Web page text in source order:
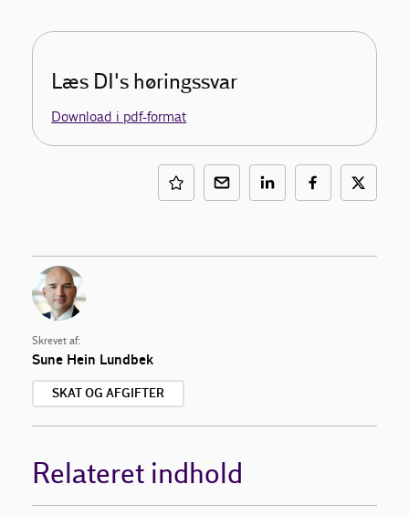
Læs DI's høringssvar
Download i pdf-format
Skrevet af:
Sune Hein Lundbek
SKAT OG AFGIFTER
Relateret indhold